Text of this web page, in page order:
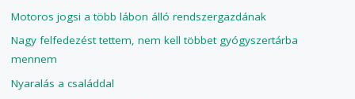
Motoros jogsi a több lábon álló rendszergazdának
Nagy felfedezést tettem, nem kell többet gyógyszertárba
mennem
Nyaralás a családdal